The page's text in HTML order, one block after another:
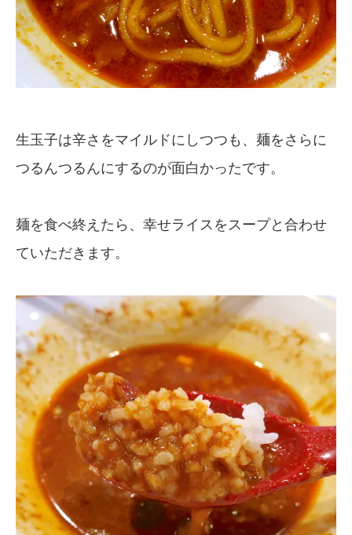
生玉子は辛さをマイルドにしつつも、麺をさらに
つるんつるんにするのが面白かったです。
麺を食べ終えたら、幸せライスをスープと合わせ
ていただきます。